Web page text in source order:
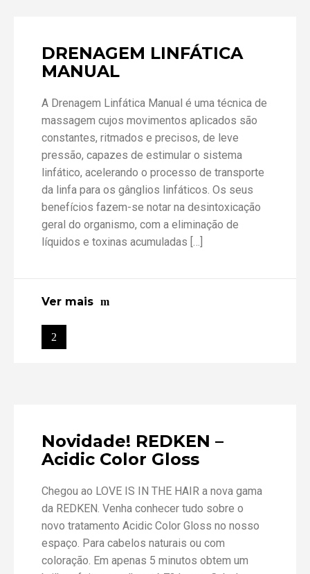
DRENAGEM LINFÁTICA
MANUAL
A Drenagem Linfática Manual é uma técnica de
massagem cujos movimentos aplicados são
constantes, ritmados e precisos, de leve
pressão, capazes de estimular o sistema
linfático, acelerando o processo de transporte
da linfa para os gânglios linfáticos. Os seus
benefícios fazem-se notar na desintoxicação
geral do organismo, com a eliminação de
líquidos e toxinas acumuladas […]
Ver mais
Novidade! REDKEN –
Acidic Color Gloss
Chegou ao LOVE IS IN THE HAIR a nova gama
da REDKEN. Venha conhecer tudo sobre o
novo tratamento Acidic Color Gloss no nosso
espaço. Para cabelos naturais ou com
coloração. Em apenas 5 minutos obtem um